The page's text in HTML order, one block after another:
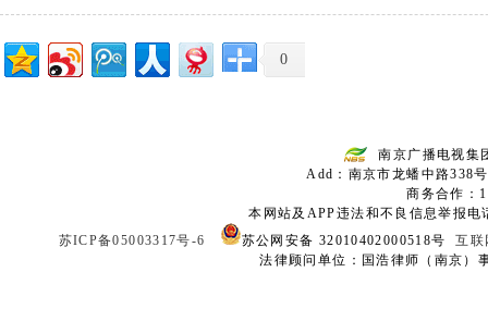
0
南京广播电视集
Add：南京市龙蟠中路
商务合作：
本网站及APP违法和不良信息举报
苏ICP备05003317号-6
苏公网安备 32010402000518号互联
法律顾问单位：国浩律师（南京）